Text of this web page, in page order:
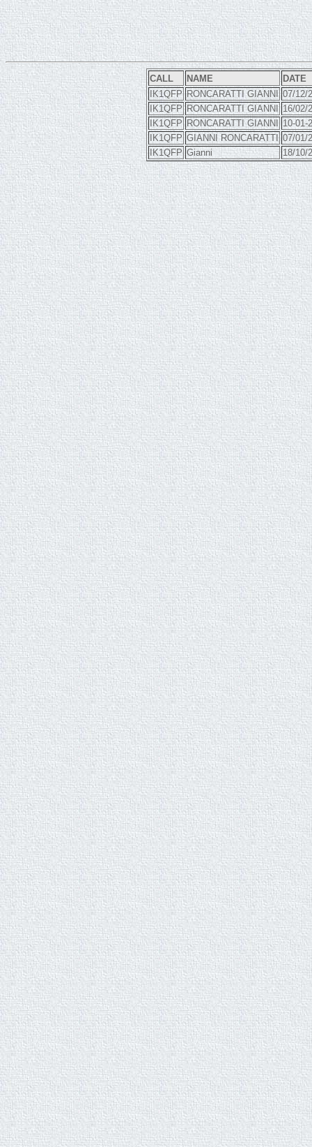
CALL NAME
DATE
IK1QFP RONCARATTI GIANNI 07/12/
IK1QFP RONCARATTI GIANNI
16/02/
IK1QFP RONCARATTI GIANNI
10-01-
IK1QFP GIANNI RONCARATTI
07/01/
IK1QFP Gianni 18/10/